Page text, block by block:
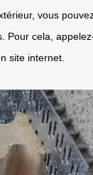
vous
Pour cela,
site internet.